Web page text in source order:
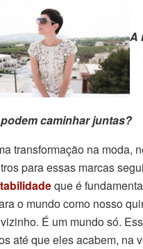
A
caminhar juntas?
transformação na moda,
para essas marcas
que é
o mundo como nosso
É um mundo só.
até que eles acabem, na